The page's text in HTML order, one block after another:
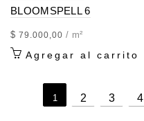
BLOOMSPELL 6
$ 79.000,00 / m²
Agregar al carrito
1 2 3 4